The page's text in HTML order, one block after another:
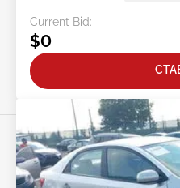
Current Bid:
$0